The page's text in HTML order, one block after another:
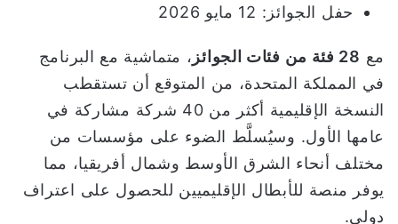
حفل الجوائز: 12 مايو 2026
مع 28 فئة من فئات الجوائز
، متماشية مع البرنامج
في المملكة المتحدة، من المتوقع أن تستقطب
النسخة الإقليمية أكثر من 40 شركة مشاركة في
عامها الأول. وسيُسلَّط الضوء على مؤسسات من
مختلف أنحاء الشرق الأوسط وشمال أفريقيا، مما
يوفر منصة للأبطال الإقليميين للحصول على اعتراف
دولي.